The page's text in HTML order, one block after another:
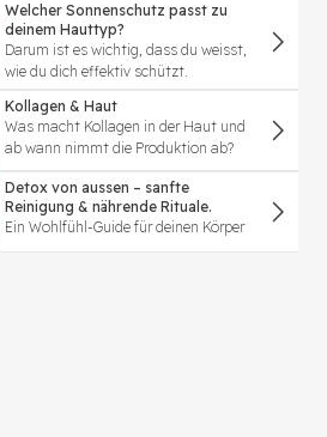
Welcher Sonnenschutz passt zu
deinem Hauttyp?
Darum ist es wichtig, dass du weisst,
wie du dich effektiv schützt.
Kollagen & Haut
Was macht Kollagen in der Haut und
ab wann nimmt die Produktion ab?
Detox von aussen – sanfte
Reinigung & nährende Rituale.
Ein Wohlfühl-Guide für deinen Körper